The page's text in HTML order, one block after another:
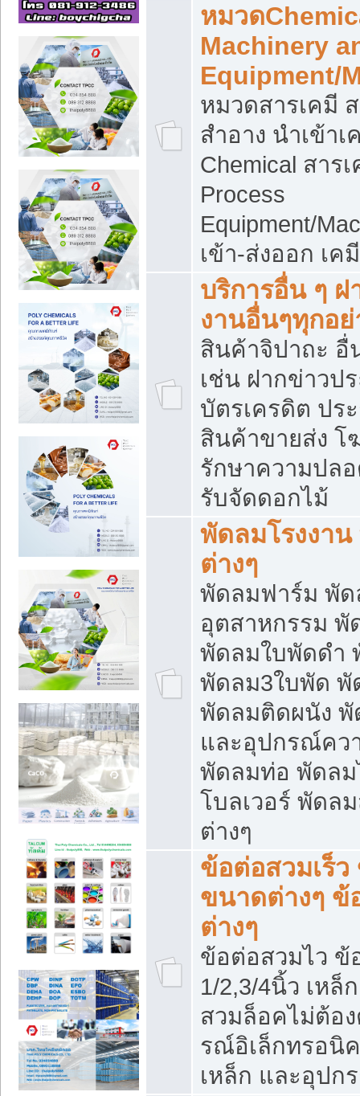
หมวด
Machinery
Equipment/
หมวดสารเคมี
สำอาง นำเข้
Chemical สาร
Process
Equipment/
เข้า-ส่งออก เ
บริการอื่น ๆ
งานอื่นๆทุกอ
สินค้าจิปาถะ อื่
เช่น ฝากข่าวป
บัตรเครดิต ปร
สินค้าขายส่ง
รักษาความปล
รับจัดดอกไม้
พัดลมโรงงา
ต่างๆ
พัดลมฟาร์ม พัด
อุตสาหกรรม
พัดลมใบพัดดำ
พัดลม3ใบพัด พั
พัดลมติดผนัง
และอุปกรณ์คว
พัดลมท่อ พัดลม
โบลเวอร์ พัดล
ต่างๆ
ข้อต่อสวมเร็
ขนาดต่างๆ ข้
ต่างๆ
ข้อต่อสวมไว ข้
1/2,3/4นิ้ว เหล็
สวมล็อคไม่ต้อ
รณ์อิเล็กทรอนิ
เหล็ก และอุปก